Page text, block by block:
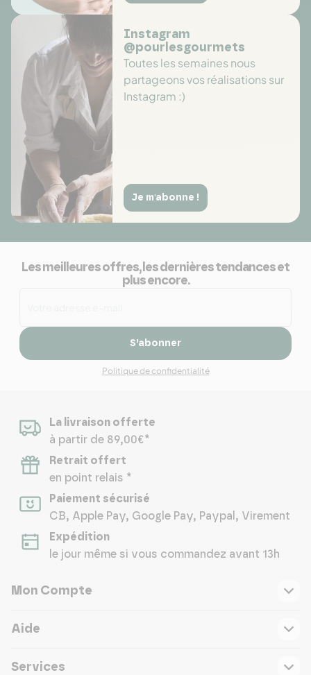
Instagram
@pourlesgourmets
Toutes les semaines nous
partageons vos réalisations sur
Instagram :)
Je m'abonne !
Les meilleures offres, les dernières tendances et
plus encore.
S’abonner
Politique de confidentialité
La livraison offerte
à partir de 89,00€*
Retrait offert
en point relais *
Paiement sécurisé
CB, Apple Pay, Google Pay, Paypal, Virement
Expédition
le jour même si vous commandez avant 13h
Mon Compte
Aide
Services